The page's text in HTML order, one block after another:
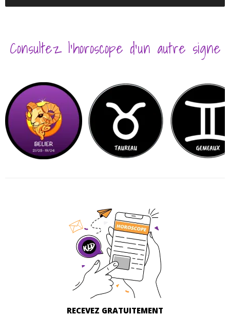
Consultez l’horoscope d’un autre signe
RECEVEZ GRATUITEMENT